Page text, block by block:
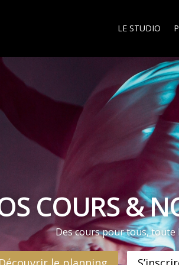
LE STUDIO
COURS &
Des cours pour tous, toute